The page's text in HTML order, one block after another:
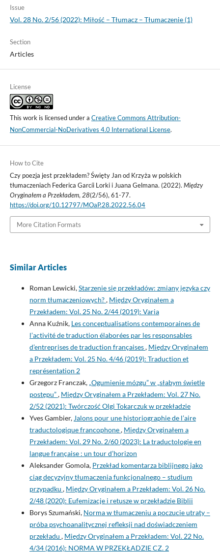
Issue
Vol. 28 No. 2/56 (2022): Miłość – Tłumacz – Tłumaczenie (1)
Section
Articles
License
This work is licensed under a Creative Commons Attribution-
NonCommercial-NoDerivatives 4.0 International License.
How to Cite
Czy poezja jest przekładem? Święty Jan od Krzyża w polskich
tłumaczeniach Federica Garcíi Lorki i Juana Gelmana. (2022). Między
Oryginałem a Przekładem, 28(2/56), 61-77.
https://doi.org/10.12797/MOaP.28.2022.56.04
More Citation Formats
Similar Articles
Roman Lewicki,Starzenie się przekładów: zmiany języka czy
norm tłumaczeniowych?, Między Oryginałem a
Przekładem: Vol. 25 No. 2/44 (2019): Varia
Anna Kuźnik, Les conceptualisations contemporaines de
l’activité de traduction élaborées par les responsables
d’entreprises de traduction françaises, Między Oryginałem
a Przekładem: Vol. 25 No. 4/46 (2019): Traduction et
représentation 2
Grzegorz Franczak, „Ogumienie mózgu” w „słabym świetle
postępu”, Między Oryginałem a Przekładem: Vol. 27 No.
2/52 (2021): Twórczość Olgi Tokarczuk w przekładzie
Yves Gambier, Jalons pour une historiographie de l’aire
traductologique francophone, Między Oryginałem a
Przekładem: Vol. 29 No. 2/60 (2023): La traductologie en
langue française : un tour d’horizon
Aleksander Gomola, Przekład komentarza biblijnego jako
ciąg decyzyjny tłumaczenia funkcjonalnego – studium
przypadku , Między Oryginałem a Przekładem: Vol. 26 No.
2/48 (2020): Eufemizacje i retusze w przekładzie Biblii
Borys Szumański, Norma w tłumaczeniu a poczucie utraty –
próba psychoanalitycznej refleksji nad doświadczeniem
przekładu , Między Oryginałem a Przekładem: Vol. 22 No.
4/34 (2016): NORMA W PRZEKŁADZIE CZ. 2